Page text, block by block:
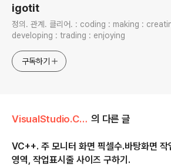
igotit
정의. 관계. 클리어. : coding : making : creating :
developing : trading : enjoying
구독하기
VisualStudio.C++.C#/코딩팁,함수활용,단편 의 다른 글
VC++. 주 모니터 화면 픽셀수.바탕화면 작
영역, 작업표시줄 사이즈 구하기.